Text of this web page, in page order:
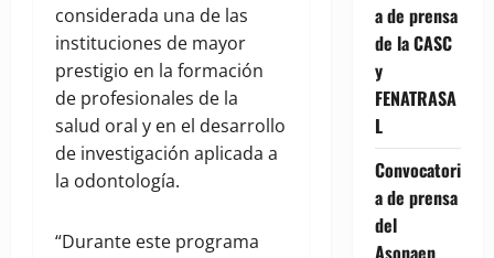
considerada una de las
instituciones de mayor
prestigio en la formación
de profesionales de la
salud oral y en el desarrollo
de investigación aplicada a
la odontología.
“Durante este programa
a de prensa
de la CASC
y
FENATRASA
L
Convocatori
a de prensa
del
Asonaen